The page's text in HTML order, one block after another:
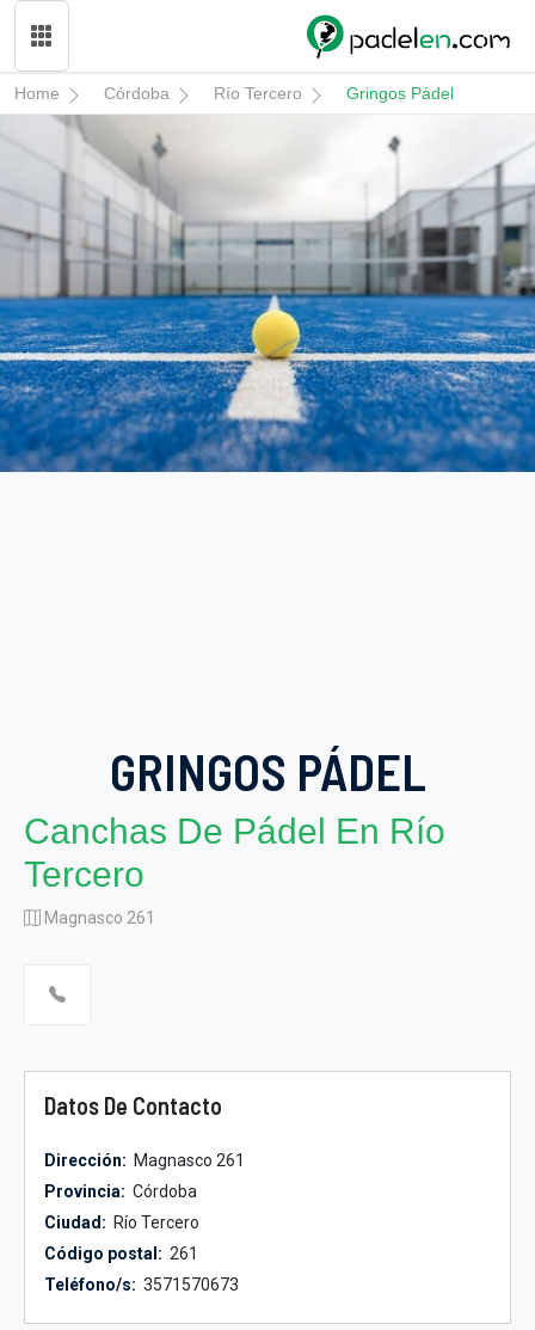
Home Córdoba Río Tercero Gringos Pádel
GRINGOS PÁDEL
Canchas De Pádel En Río
Tercero
Magnasco 261
Datos De Contacto
Dirección: Magnasco 261
Provincia: Córdoba
Ciudad: Río Tercero
Código postal: 261
Teléfono/s: 3571570673